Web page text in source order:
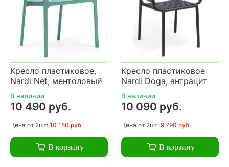
Кресло пластиковое,
Nardi Net, ментоловый
В наличии
10 490 руб.
Цена от 2шт: 10 180 руб.
В корзину
Кресло пластиковое
Nardi Doga, антрацит
В наличии
10 090 руб.
Цена от 2шт: 9 790 руб.
В корзину